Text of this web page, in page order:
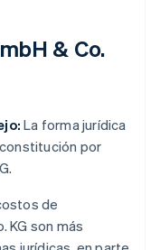
& Co.
La forma jurídica
constitución por
de
KG son más